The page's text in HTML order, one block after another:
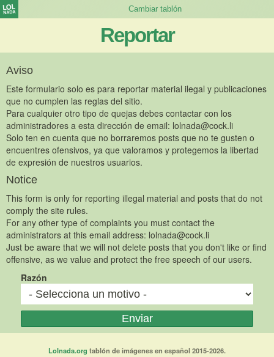
Reportar
Aviso
Este formulario solo es para reportar material ilegal y publicaciones
que no cumplen las reglas del sitio.
Para cualquier otro tipo de quejas debes contactar con los
administradores a esta dirección de email: lolnada@cock.li
Solo ten en cuenta que no borraremos posts que no te gusten o
encuentres ofensivos, ya que valoramos y protegemos la libertad
de expresión de nuestros usuarios.
Notice
This form is only for reporting illegal material and posts that do not
comply the site rules.
For any other type of complaints you must contact the
administrators at this email address: lolnada@cock.li
Just be aware that we will not delete posts that you don't like or find
offensive, as we value and protect the free speech of our users.
Razón
Lolnada.org tablón de imágenes en español 2015-2026.